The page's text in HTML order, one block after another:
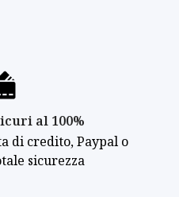
al 100%
di credito, Paypal o
sicurezza